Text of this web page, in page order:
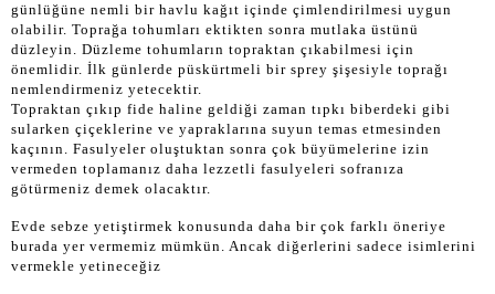
günlüğüne nemli bir havlu kağıt içinde çimlendirilmesi uygun
olabilir. Toprağa tohumları ektikten sonra mutlaka üstünü
düzleyin. Düzleme tohumların topraktan çıkabilmesi için
önemlidir. İlk günlerde püskürtmeli bir sprey şişesiyle toprağı
nemlendirmeniz yetecektir.
Topraktan çıkıp fide haline geldiği zaman tıpkı biberdeki gibi
sularken çiçeklerine ve yapraklarına suyun temas etmesinden
kaçının. Fasulyeler oluştuktan sonra çok büyümelerine izin
vermeden toplamanız daha lezzetli fasulyeleri sofranıza
götürmeniz demek olacaktır.
Evde sebze yetiştirmek konusunda daha bir çok farklı öneriye
burada yer vermemiz mümkün. Ancak diğerlerini sadece isimlerini
vermekle yetineceğiz